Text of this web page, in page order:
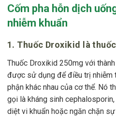
Cốm pha hỗn dịch
nhiễm khuẩn
1. Thuốc Droxikid là
Thuốc Droxikid 250mg với
được sử dụng để điều trị nhiễm
phận khác nhau của cơ thể. Nó
gọi là kháng sinh
diệt vi khuẩn hoặc ngăn chặn